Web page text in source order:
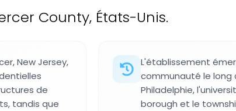
County, États-Unis.
New Jersey,
de
tandis que
L'établissement
communauté le long
Philadelphie,
borough et le